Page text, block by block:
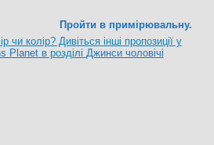
Пройти в примірювальну.
чи колір? Дивіться інші пропозиції у
Planetв розділі Джинси чоловічі